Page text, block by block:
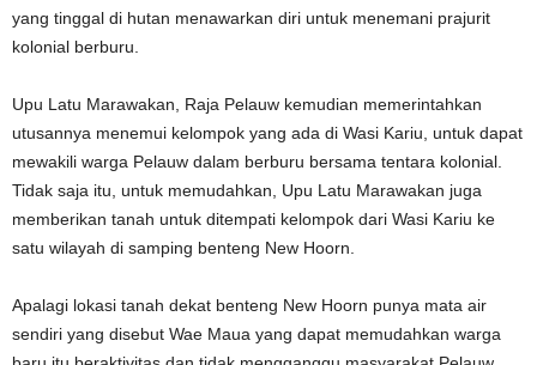
yang tinggal di hutan menawarkan diri untuk menemani prajurit
kolonial berburu.
Upu Latu Marawakan, Raja Pelauw kemudian memerintahkan
utusannya menemui kelompok yang ada di Wasi Kariu, untuk dapat
mewakili warga Pelauw dalam berburu bersama tentara kolonial.
Tidak saja itu, untuk memudahkan, Upu Latu Marawakan juga
memberikan tanah untuk ditempati kelompok dari Wasi Kariu ke
satu wilayah di samping benteng New Hoorn.
Apalagi lokasi tanah dekat benteng New Hoorn punya mata air
sendiri yang disebut Wae Maua yang dapat memudahkan warga